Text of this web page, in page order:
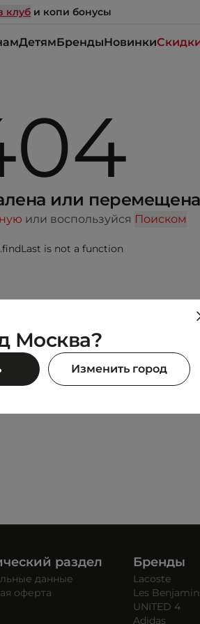
клуб и копи бонусы
ДетямБрендыНовинки
или перемещена
или воспользуйся Поиском
is not a function
DIADORA
PRAIA
раздел
данные
оферта
Бренды
Lacoste
Les
UNITED 4
Adidas
Москва?
Изменить город